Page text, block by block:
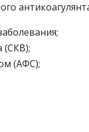
(СКВ);
(АФС);